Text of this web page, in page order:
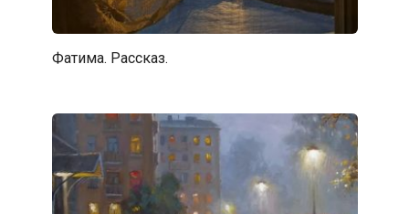
Фатима. Рассказ.